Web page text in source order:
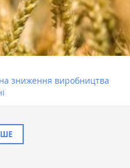
зниження виробництва